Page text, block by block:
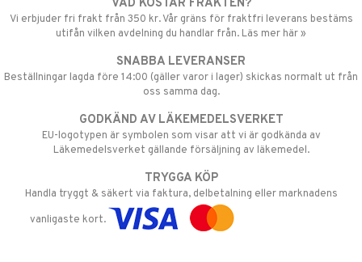
VAD KOSTAR FRAKTEN?
Vi erbjuder fri frakt från 350 kr. Vår gräns för fraktfri leverans bestäms
utifån vilken avdelning du handlar från. Läs mer här »
SNABBA LEVERANSER
Beställningar lagda före 14:00 (gäller varor i lager) skickas normalt ut från
oss samma dag.
GODKÄND AV LÄKEMEDELSVERKET
EU-logotypen är symbolen som visar att vi är godkända av
Läkemedelsverket gällande försäljning av läkemedel.
TRYGGA KÖP
Handla tryggt & säkert via faktura, delbetalning eller marknadens
vanligaste kort.